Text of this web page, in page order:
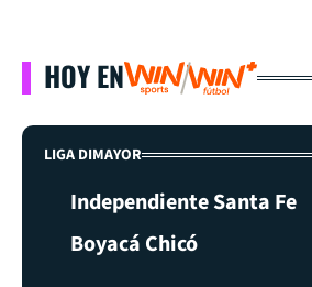
HOY EN
LIGA DIMAYOR
Independiente Santa Fe
Boyacá Chicó